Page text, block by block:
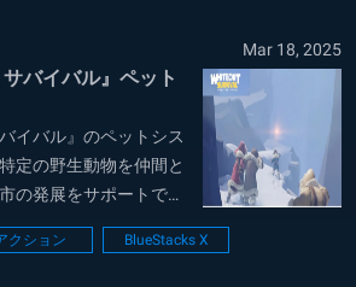
Mar 18, 2025
バイバル』ペット
イバル』のペットシス
定の野生動物を仲間と
の発展をサポートでき
それぞれ異なるスキル
、施設建設の効率を向
クション BlueStacks X